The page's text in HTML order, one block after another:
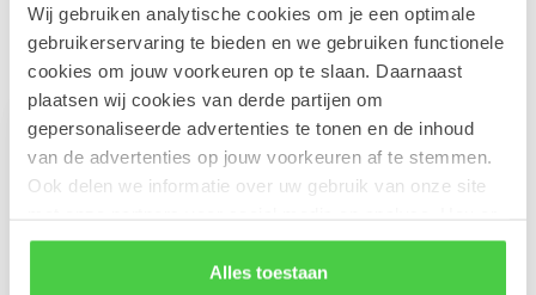
Wij gebruiken analytische cookies om je een optimale
gebruikerservaring te bieden en we gebruiken functionele
cookies om jouw voorkeuren op te slaan. Daarnaast
plaatsen wij cookies van derde partijen om
gepersonaliseerde advertenties te tonen en de inhoud
van de advertenties op jouw voorkeuren af te stemmen.
Ook delen we informatie over uw gebruik van onze site
rekening mee dat als je bepaalde cookies blokkeert, het
de correcte werking van de website kan verstoren.
Alles toestaan
Recent bekeken
-5%